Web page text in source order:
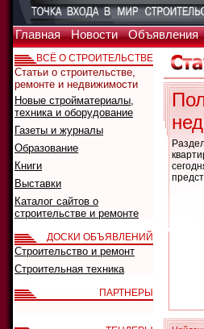
Главная Новости Объявления
ВСЁ О СТРОИТЕЛЬСТВЕ
Статьи о строительстве,
ремонте и недвижимости
Новые стройматериалы,
техника и оборудование
Газеты и журналы
Образование
Книги
Выставки
Каталог сайтов о
строительстве и ремонте
ДОСКИ ОБЪЯВЛЕНИЙ
Строительство и ремонт
Строительная техника
ПАРТНЕРЫ